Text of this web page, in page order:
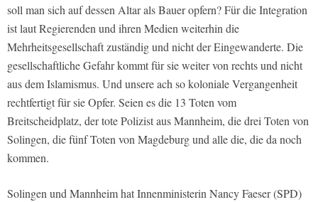
soll man sich auf dessen Altar als Bauer opfern? Für die Integration
ist laut Regierenden und ihren Medien weiterhin die
Mehrheitsgesellschaft zuständig und nicht der Eingewanderte. Die
gesellschaftliche Gefahr kommt für sie weiter von rechts und nicht
aus dem Islamismus. Und unsere ach so koloniale Vergangenheit
rechtfertigt für sie Opfer. Seien es die 13 Toten vom
Breitscheidplatz, der tote Polizist aus Mannheim, die drei Toten von
Solingen, die fünf Toten von Magdeburg und alle die, die da noch
kommen.
Solingen und Mannheim hat Innenministerin Nancy Faeser (SPD)